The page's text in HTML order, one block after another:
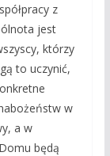
z
jest
którzy
to uczynić,
w
a w
będą